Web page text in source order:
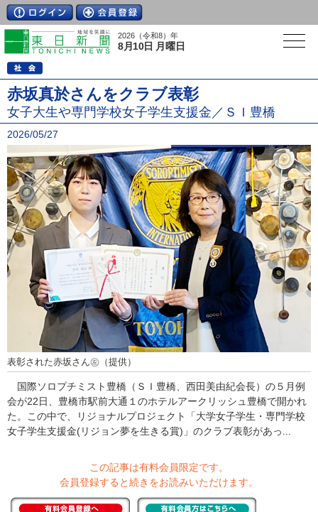
2026（令和8）年
8月10日 月曜日
赤坂真於さんをクラブ表彰
女子大生や専門学校女子学生支援金／ＳＩ豊橋
2026/05/27
表彰された赤坂さん㊧（提供）
国際ソロプチミスト豊橋（ＳＩ豊橋、西田美由紀会長）の５月例
会が22日、豊橋市駅前大通１のホテルアークリッシュ豊橋で開かれ
た。この中で、リジョナルプロジェクト「大学女子学生・専門学校
女子学生支援金(リジョン夢を生きる賞)」のクラブ表彰があっ...
この記事は有料会員限定です。
会員登録すると続きをお読みいただけます。